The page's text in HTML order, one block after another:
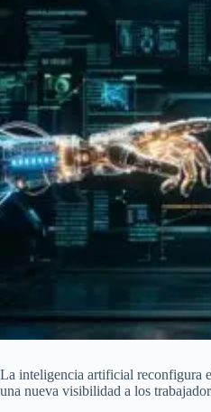
La inteligencia artificial reconfigura
una nueva visibilidad a los